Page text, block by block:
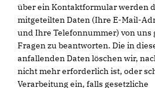
über ein Kontaktformular werden
mitgeteilten Daten (Ihre E-Mail-
und Ihre Telefonnummer) von uns
Fragen zu beantworten. Die in
anfallenden Daten löschen wir,
nicht mehr erforderlich ist, oder
Verarbeitung ein, falls gesetzliche